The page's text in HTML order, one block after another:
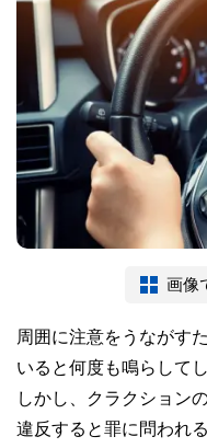
画像
周囲に注意をうながす
いると何度も鳴らして
しかし、クラクション
違反すると罪に問われ